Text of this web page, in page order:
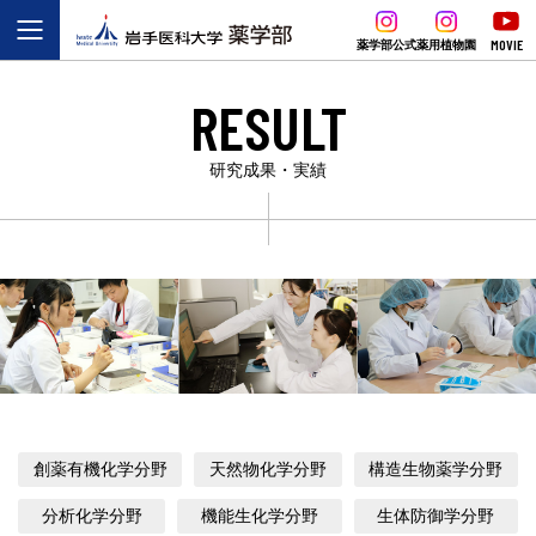
薬学部公式薬用植物園 MOVIE
RESULT
研究成果・実績
創薬有機化学分野 天然物化学分野 構造生物薬学分野
分析化学分野 機能生化学分野 生体防御学分野